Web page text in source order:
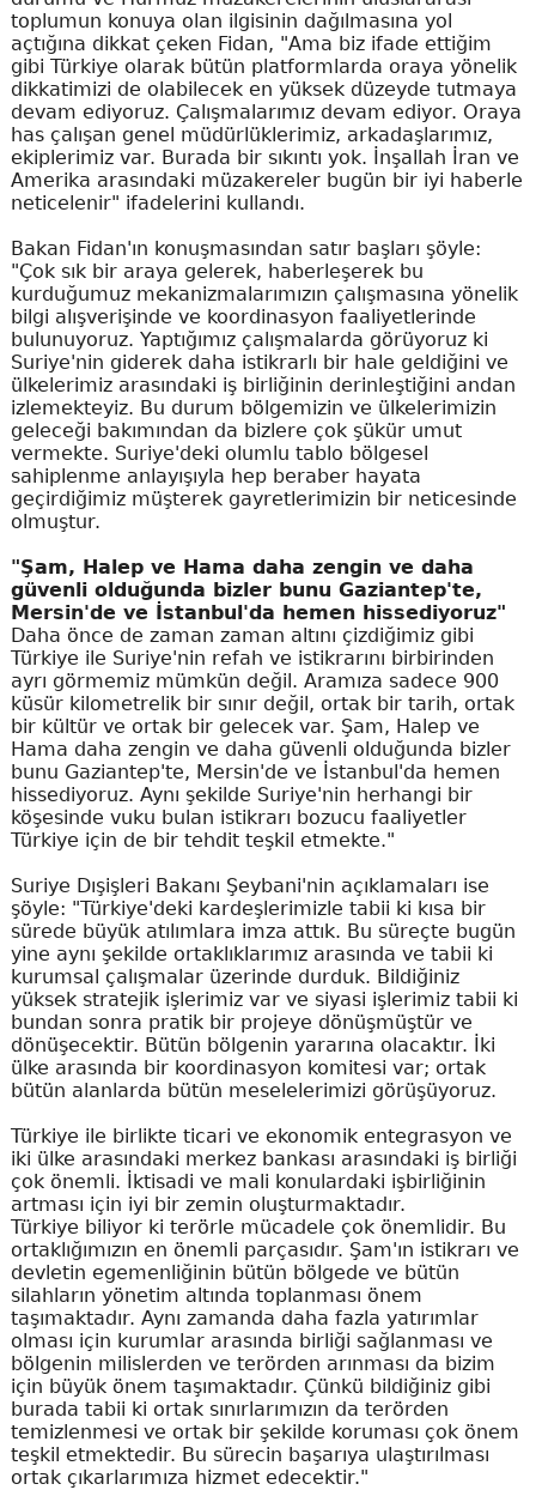
toplumun konuya olan ilgisinin dağılmasına yol
açtığına dikkat çeken Fidan, "Ama biz ifade ettiğim
gibi Türkiye olarak bütün platformlarda oraya yönelik
dikkatimizi de olabilecek en yüksek düzeyde tutmaya
devam ediyoruz. Çalışmalarımız devam ediyor. Oraya
has çalışan genel müdürlüklerimiz, arkadaşlarımız,
ekiplerimiz var. Burada bir sıkıntı yok. İnşallah İran ve
Amerika arasındaki müzakereler bugün bir iyi haberle
neticelenir" ifadelerini kullandı.
Bakan Fidan'ın konuşmasından satır başları şöyle:
"Çok sık bir araya gelerek, haberleşerek bu
kurduğumuz mekanizmalarımızın çalışmasına yönelik
bilgi alışverişinde ve koordinasyon faaliyetlerinde
bulunuyoruz. Yaptığımız çalışmalarda görüyoruz ki
Suriye'nin giderek daha istikrarlı bir hale geldiğini ve
ülkelerimiz arasındaki iş birliğinin derinleştiğini andan
izlemekteyiz. Bu durum bölgemizin ve ülkelerimizin
geleceği bakımından da bizlere çok şükür umut
vermekte. Suriye'deki olumlu tablo bölgesel
sahiplenme anlayışıyla hep beraber hayata
geçirdiğimiz müşterek gayretlerimizin bir neticesinde
olmuştur.
"Şam, Halep ve Hama daha zengin ve daha
güvenli olduğunda bizler bunu Gaziantep'te,
Mersin'de ve İstanbul'da hemen hissediyoruz"
Daha önce de zaman zaman altını çizdiğimiz gibi
Türkiye ile Suriye'nin refah ve istikrarını birbirinden
ayrı görmemiz mümkün değil. Aramıza sadece 900
küsür kilometrelik bir sınır değil, ortak bir tarih, ortak
bir kültür ve ortak bir gelecek var. Şam, Halep ve
Hama daha zengin ve daha güvenli olduğunda bizler
bunu Gaziantep'te, Mersin'de ve İstanbul'da hemen
hissediyoruz. Aynı şekilde Suriye'nin herhangi bir
köşesinde vuku bulan istikrarı bozucu faaliyetler
Türkiye için de bir tehdit teşkil etmekte."
Suriye Dışişleri Bakanı Şeybani'nin açıklamaları ise
şöyle: "Türkiye'deki kardeşlerimizle tabii ki kısa bir
sürede büyük atılımlara imza attık. Bu süreçte bugün
yine aynı şekilde ortaklıklarımız arasında ve tabii ki
kurumsal çalışmalar üzerinde durduk. Bildiğiniz
yüksek stratejik işlerimiz var ve siyasi işlerimiz tabii ki
bundan sonra pratik bir projeye dönüşmüştür ve
dönüşecektir. Bütün bölgenin yararına olacaktır. İki
ülke arasında bir koordinasyon komitesi var; ortak
bütün alanlarda bütün meselelerimizi görüşüyoruz.
Türkiye ile birlikte ticari ve ekonomik entegrasyon ve
iki ülke arasındaki merkez bankası arasındaki iş birliği
çok önemli. İktisadi ve mali konulardaki işbirliğinin
artması için iyi bir zemin oluşturmaktadır.
Türkiye biliyor ki terörle mücadele çok önemlidir. Bu
ortaklığımızın en önemli parçasıdır. Şam'ın istikrarı ve
devletin egemenliğinin bütün bölgede ve bütün
silahların yönetim altında toplanması önem
taşımaktadır. Aynı zamanda daha fazla yatırımlar
olması için kurumlar arasında birliği sağlanması ve
bölgenin milislerden ve terörden arınması da bizim
için büyük önem taşımaktadır. Çünkü bildiğiniz gibi
burada tabii ki ortak sınırlarımızın da terörden
temizlenmesi ve ortak bir şekilde koruması çok önem
teşkil etmektedir. Bu sürecin başarıya ulaştırılması
ortak çıkarlarımıza hizmet edecektir."